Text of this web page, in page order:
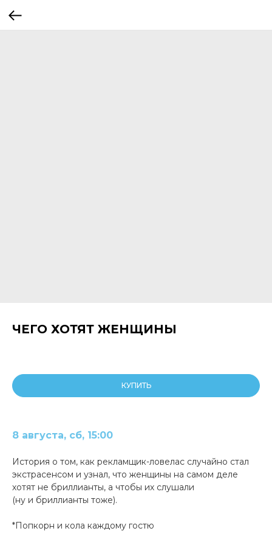
ЧЕГО ХОТЯТ ЖЕНЩИНЫ
КУПИТЬ
8 августа, сб, 15:00
История о том, как рекламщик-ловелас случайно стал
экстрасенсом и узнал, что женщины на самом деле
хотят не бриллианты, а чтобы их слушали
(ну и бриллианты тоже).
*Попкорн и кола каждому гостю